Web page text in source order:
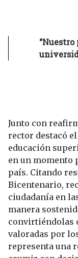
Junto con
rector destacó
educación
en un momento
país. Citando
Bicentenario,
ciudadanía en
manera
convirtiéndolas
valoradas por
representa una